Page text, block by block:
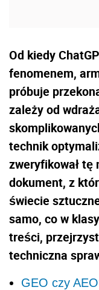
Od kiedy
fenomenem,
próbuje
zależy od
technik
zweryfikował tę
dokument, z
świecie
samo, co w
treści,
techniczna
GEO czy